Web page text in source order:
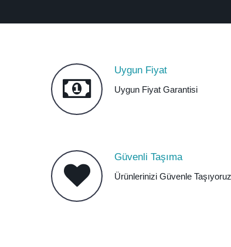
Uygun Fiyat
Uygun Fiyat Garantisi
Güvenli Taşıma
Ürünlerinizi Güvenle